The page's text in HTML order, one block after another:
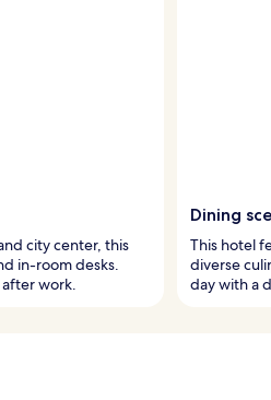
city center, this
in-room desks.
work.
Dining
This hotel
diverse
day with a